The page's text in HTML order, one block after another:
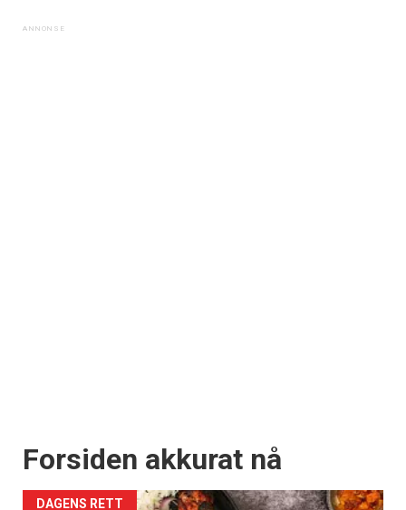
Forsiden akkurat nå
DAGENS RETT